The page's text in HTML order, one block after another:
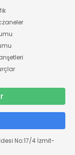
No:17/4 İzmit-